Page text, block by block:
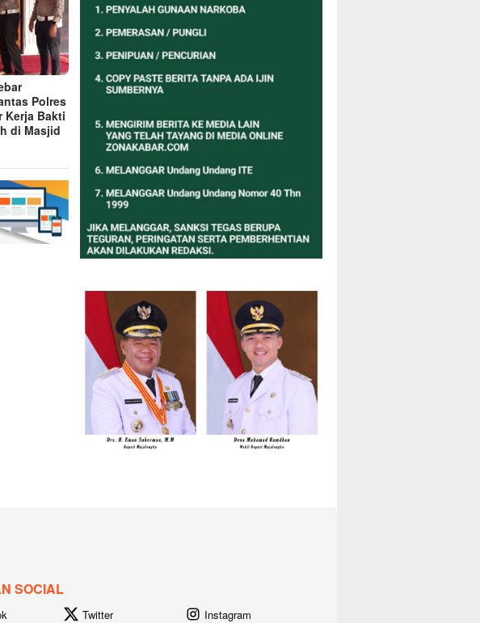
Polres
Kerja Bakti
di Masjid
SOCIAL
Twitter Instagram